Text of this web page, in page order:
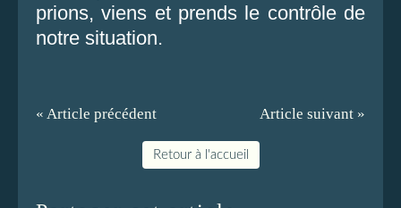
prions, viens et prends le contrôle de
notre situation.
« Article précédent Article suivant »
Retour à l'accueil